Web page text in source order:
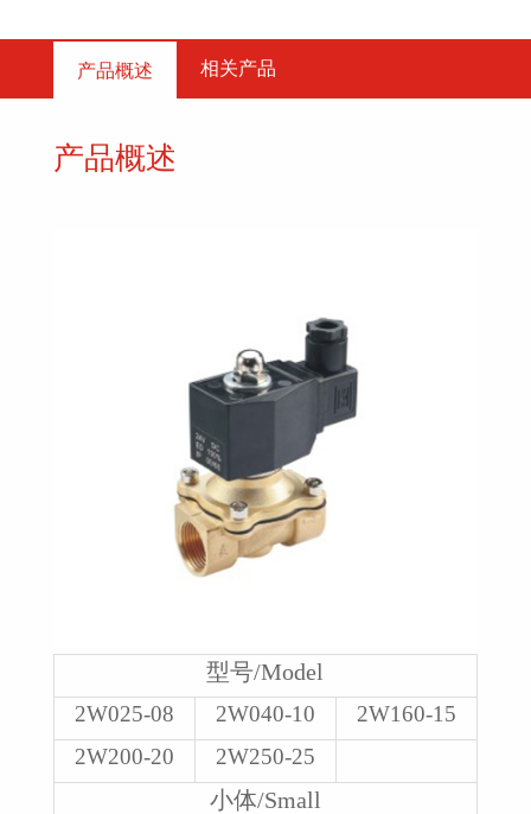
产品概述 相关产品
产品概述
型号/Model
2W025-08 2W040-10
2W160-15
2W200-20
2W250-25
小体/Small